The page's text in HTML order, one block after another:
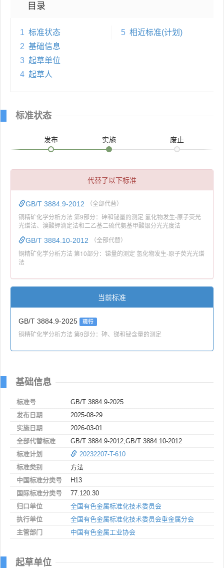
目录
1 标准状态
2 基础信息
3 起草单位
4 起草人
5 相近标准(计划)
标准状态
发布 实施 废止
代替了以下标准
GB/T 3884.9-2012 （全部代替）
铜精矿化学分析方法 第9部分：砷和铋量的测定 氢化物发生-原子荧光
光谱法、溴酸钾滴定法和二乙基二硫代氨基甲酸银分光光度法
GB/T 3884.10-2012 （全部代替）
铜精矿化学分析方法 第10部分：锑量的测定 氢化物发生-原子荧光光谱
法
当前标准
GB/T 3884.9-2025 现行
铜精矿化学分析方法 第9部分：砷、锑和铋含量的测定
基础信息
标准号
GB/T 3884.9-2025
发布日期
2025-08-29
实施日期
2026-03-01
全部代替标准
GB/T 3884.9-2012,GB/T 3884.10-2012
标准计划
20232207-T-610
标准类别
方法
中国标准分类号
H13
国际标准分类号
77.120.30
归口单位
全国有色金属标准化技术委员会
执行单位
全国有色金属标准化技术委员会重金属分会
主管部门
中国有色金属工业协会
起草单位